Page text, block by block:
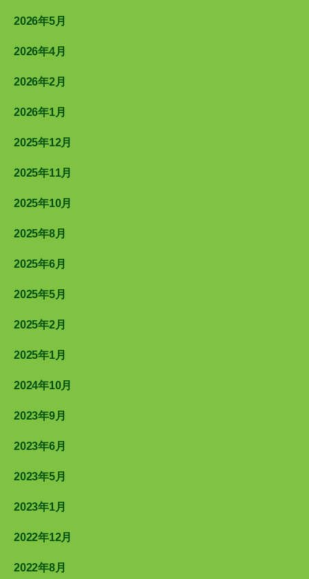
2026年5月
2026年4月
2026年2月
2026年1月
2025年12月
2025年11月
2025年10月
2025年8月
2025年6月
2025年5月
2025年2月
2025年1月
2024年10月
2023年9月
2023年6月
2023年5月
2023年1月
2022年12月
2022年8月